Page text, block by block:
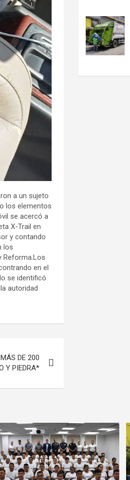
a un sujeto
los elementos
se acercó a
X-Trail en
y contando
los
Reforma.Los
en el
se identificó
autoridad
DE 200
Y PIEDRA*